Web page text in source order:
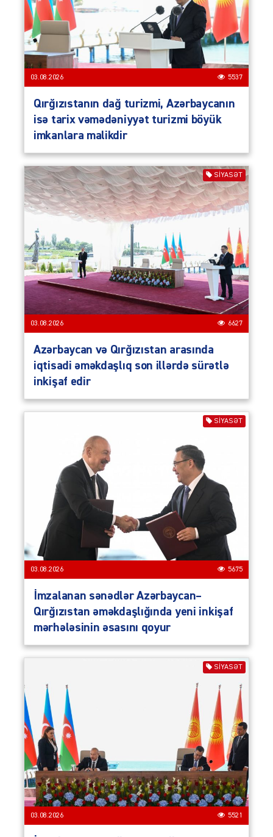
03.08.2026 5537
Qırğızıstanın dağ turizmi, Azərbaycanın
isə tarix vəmədəniyyət turizmi böyük
imkanlara malikdir
SIYASƏT
03.08.2026 6627
Azərbaycan və Qırğızıstan arasında
iqtisadi əməkdaşlıq son illərdə sürətlə
inkişaf edir
SIYASƏT
03.08.2026 5675
İmzalanan sənədlər Azərbaycan–
Qırğızıstan əməkdaşlığında yeni inkişaf
mərhələsinin əsasını qoyur
SIYASƏT
03.08.2026 5521